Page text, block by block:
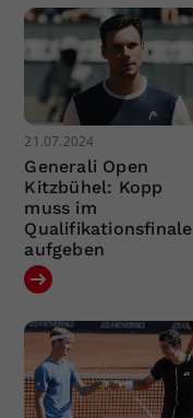
21.07.2024
Generali Open
Kitzbühel: Kopp
muss im
Qualifikationsfinale
aufgeben